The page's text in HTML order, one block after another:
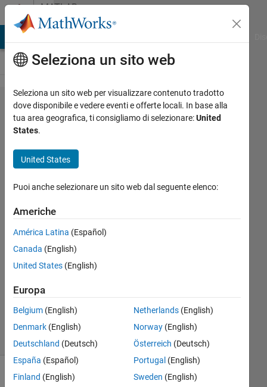
Vai al contenutoMATLAB
Answers
how
to
rows
andrew
29 Gen
2014
2
Risposte
29 Gen
2014
27
Visualizzazioni
(30 giorni)
Mostra
Seleziona un sito web
Seleziona un sito web per visualizzare contenuto tradotto
dove disponibile e vedere eventi e offerte locali. In base alla
tua area geografica, ti consigliamo di selezionare:United
States.
United States
Puoi anche selezionare un sito web dal seguente elenco:
Americhe
América Latina (Español)
Canada (English)
United States (English)
Europa
Belgium (English)
Denmark (English)
Deutschland (Deutsch)
España (Español)
Finland (English)
Netherlands(English)
Norway(English)
Österreich (Deutsch)
Portugal (English)
Sweden (English)